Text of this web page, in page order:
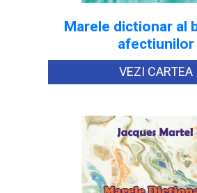
Marele dictionar al
afectiunilor
VEZI CARTEA